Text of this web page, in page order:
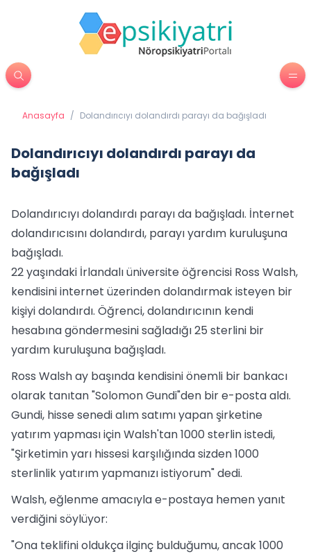
Anasayfa / Dolandırıcıyı dolandırdı parayı da bağışladı
Dolandırıcıyı dolandırdı parayı da
bağışladı
Dolandırıcıyı dolandırdı parayı da bağışladı. İnternet
dolandırıcısını dolandırdı, parayı yardım kuruluşuna
bağışladı.
22 yaşındaki İrlandalı üniversite öğrencisi Ross Walsh,
kendisini internet üzerinden dolandırmak isteyen bir
kişiyi dolandırdı. Öğrenci, dolandırıcının kendi
hesabına göndermesini sağladığı 25 sterlini bir
yardım kuruluşuna bağışladı.
Ross Walsh ay başında kendisini önemli bir bankacı
olarak tanıtan "Solomon Gundi"den bir e-posta aldı.
Gundi, hisse senedi alım satımı yapan şirketine
yatırım yapması için Walsh'tan 1000 sterlin istedi,
"Şirketimin yarı hissesi karşılığında sizden 1000
sterlinlik yatırım yapmanızı istiyorum" dedi.
Walsh, eğlenme amacıyla e-postaya hemen yanıt
verdiğini söylüyor:
"Ona teklifini oldukça ilginç bulduğumu, ancak 1000